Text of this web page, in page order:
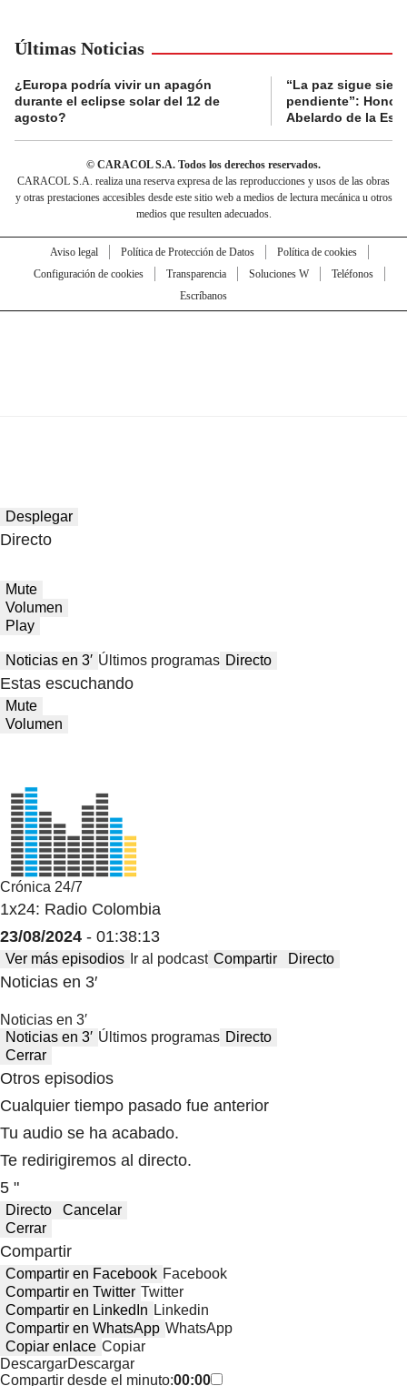
Últimas Noticias
¿Europa podría vivir un apagón
durante el eclipse solar del 12 de
agosto?
“La paz sigue
pendiente”:
Abelardo de la
© CARACOL S.A. Todos los derechos reservados.
CARACOL S.A. realiza una reserva expresa de las reproducciones y usos de las obras
y otras prestaciones accesibles desde este sitio web a medios de lectura mecánica u otros
medios que resulten adecuados.
Aviso legal Política de Protección de Datos
Política de cookies
Configuración de cookies
Transparencia Soluciones W
Teléfonos
Escríbanos
Desplegar
Directo
Mute
Volumen
Play
Noticias en 3′ Últimos programas Directo
Estas escuchando
Mute
Volumen
Crónica 24/7
1x24: Radio Colombia
23/08/2024 - 01:38:13
Ver más episodios Ir al podcast Compartir Directo
Noticias en 3′
Noticias en 3′
Noticias en 3′ Últimos programas Directo
Cerrar
Otros episodios
Cualquier tiempo pasado fue anterior
Tu audio se ha acabado.
Te redirigiremos al directo.
5 "
Directo
Cancelar
Cerrar
Compartir
Compartir en Facebook Facebook
Compartir en Twitter Twitter
Compartir en LinkedIn Linkedin
Compartir en WhatsApp WhatsApp
Copiar enlace Copiar
DescargarDescargar
Compartir desde el minuto:00:00